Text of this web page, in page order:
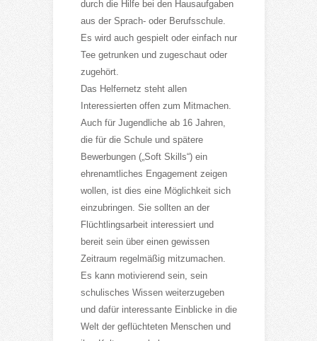
durch die Hilfe bei den Hausaufgaben
aus der Sprach- oder Berufsschule.
Es wird auch gespielt oder einfach nur
Tee getrunken und zugeschaut oder
zugehört.
Das Helfernetz steht allen
Interessierten offen zum Mitmachen.
Auch für Jugendliche ab 16 Jahren,
die für die Schule und spätere
Bewerbungen („Soft Skills“) ein
ehrenamtliches Engagement zeigen
wollen, ist dies eine Möglichkeit sich
einzubringen. Sie sollten an der
Flüchtlingsarbeit interessiert und
bereit sein über einen gewissen
Zeitraum regelmäßig mitzumachen.
Es kann motivierend sein, sein
schulisches Wissen weiterzugeben
und dafür interessante Einblicke in die
Welt der geflüchteten Menschen und